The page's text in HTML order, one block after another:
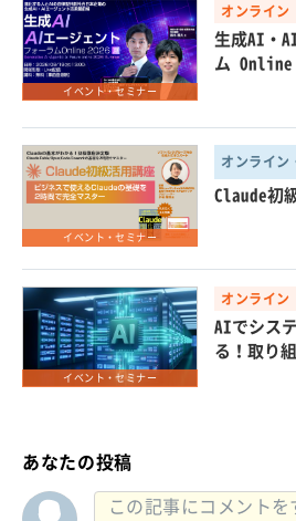
イベント・セミナー
オンライン
生成AI・
ム
イベント・セミナー
Claude初
イベント・セミナー
オンライン
AIでシス
る！取り
あなたの投稿